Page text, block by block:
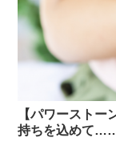
【パワースト
持ちを込めて